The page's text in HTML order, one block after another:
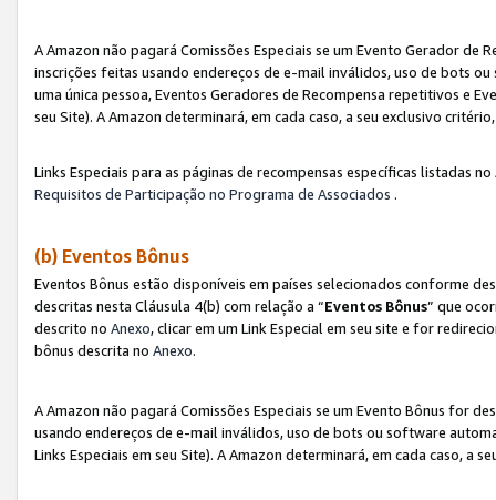
A Amazon não pagará Comissões Especiais se um Evento Gerador
inscrições feitas usando endereços de e-mail inválidos, uso de bots
uma única pessoa, Eventos Geradores de Recompensa repetitivos e
seu Site). A Amazon determinará, em cada caso, a seu exclusivo
Links Especiais para as páginas de recompensas específicas listadas no
Requisitos de Participação no Programa de Associados .
(b) Eventos Bônus
Eventos Bônus estão disponíveis em países selecionados conforme
descritas nesta Cláusula 4(b) com relação a “Eventos Bônus” que
descrito no Anexo, clicar em um Link Especial em seu site e for
bônus descrita no Anexo.
A Amazon não pagará Comissões Especiais se um Evento Bônus for
usando endereços de e-mail inválidos, uso de bots ou software
Links Especiais em seu Site). A Amazon determinará, em cada caso, a